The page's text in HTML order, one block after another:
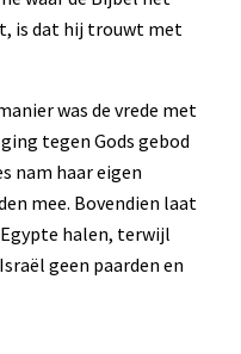
is dat hij trouwt met
was de vrede met
tegen Gods gebod
nam haar eigen
mee. Bovendien laat
halen, terwijl
geen paarden en